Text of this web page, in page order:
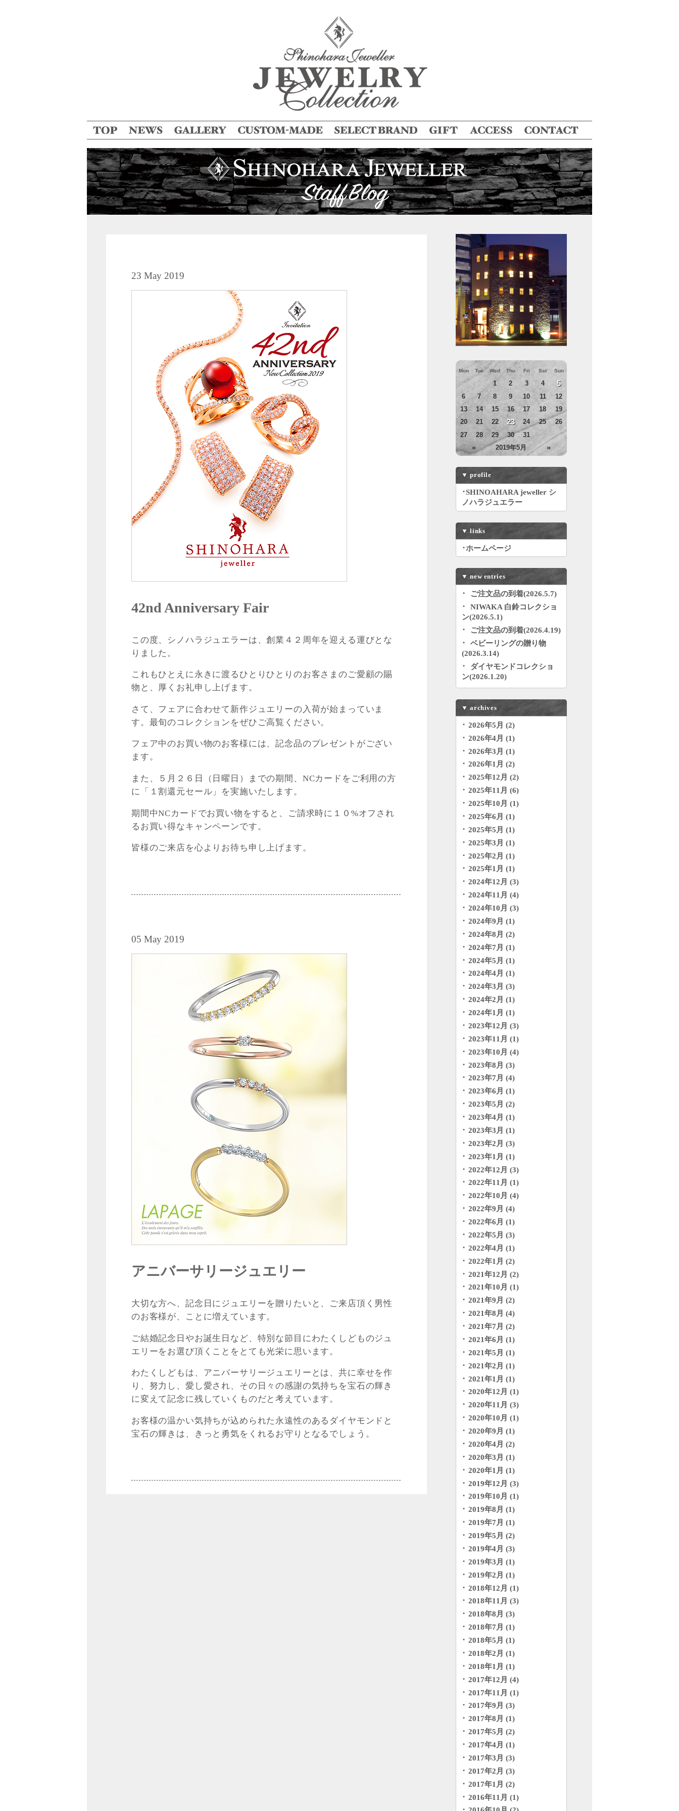
Mon Tue Wed Thu Fri Sat Sun
« 2019年5月 »
1 2 3 4 5
6 7 8 9 10 11
12
13
14 15 16 17 18
19
20
21 22 23 24 25
26
27
28 29 30 31
▼ profile
･SHINOAHARA jeweller シ
ノハラジュエラー
▼ links
･ホームページ
▼ new entries
ご注文品の到着(2026.5.7)
NIWAKA 白鈴コレクショ
ン(2026.5.1)
ご注文品の到着(2026.4.19)
ベビーリングの贈り物
(2026.3.14)
ダイヤモンドコレクショ
ン(2026.1.20)
▼ archives
2026年5月 (2)
2026年4月 (1)
2026年3月 (1)
2026年1月 (2)
2025年12月 (2)
2025年11月 (6)
2025年10月 (1)
2025年6月 (1)
2025年5月 (1)
2025年3月 (1)
2025年2月 (1)
2025年1月 (1)
2024年12月 (3)
2024年11月 (4)
2024年10月 (3)
2024年9月 (1)
2024年8月 (2)
2024年7月 (1)
2024年5月 (1)
2024年4月 (1)
2024年3月 (3)
2024年2月 (1)
2024年1月 (1)
2023年12月 (3)
2023年11月 (1)
2023年10月 (4)
2023年8月 (3)
2023年7月 (4)
2023年6月 (1)
2023年5月 (2)
2023年4月 (1)
2023年3月 (1)
2023年2月 (3)
2023年1月 (1)
2022年12月 (3)
2022年11月 (1)
2022年10月 (4)
2022年9月 (4)
2022年6月 (1)
2022年5月 (3)
2022年4月 (1)
2022年1月 (2)
2021年12月 (2)
2021年10月 (1)
2021年9月 (2)
2021年8月 (4)
2021年7月 (2)
2021年6月 (1)
2021年5月 (1)
2021年2月 (1)
2021年1月 (1)
2020年12月 (1)
2020年11月 (3)
2020年10月 (1)
2020年9月 (1)
2020年4月 (2)
2020年3月 (1)
2020年1月 (1)
2019年12月 (3)
2019年10月 (1)
2019年8月 (1)
2019年7月 (1)
2019年5月 (2)
2019年4月 (3)
2019年3月 (1)
2019年2月 (1)
2018年12月 (1)
2018年11月 (3)
2018年8月 (3)
2018年7月 (1)
2018年5月 (1)
2018年2月 (1)
2018年1月 (1)
2017年12月 (4)
2017年11月 (1)
2017年9月 (3)
2017年8月 (1)
2017年5月 (2)
2017年4月 (1)
2017年3月 (3)
2017年2月 (3)
2017年1月 (2)
2016年11月 (1)
23 May 2019
42nd Anniversary Fair
この度、シノハラジュエラーは、創業４２周年を迎える運びとな
りました。
これもひとえに永きに渡るひとりひとりのお客さまのご愛顧の賜
物と、厚くお礼申し上げます。
さて、フェアに合わせて新作ジュエリーの入荷が始まっていま
す。最旬のコレクションをぜひご高覧ください。
フェア中のお買い物のお客様には、記念品のプレゼントがござい
ます。
また、５月２６日（日曜日）までの期間、NCカードをご利用の方
に「１割還元セール」を実施いたします。
期間中NCカードでお買い物をすると、ご請求時に１０%オフされ
るお買い得なキャンペーンです。
皆様のご来店を心よりお待ち申し上げます。
05 May 2019
アニバーサリージュエリー
大切な方へ、記念日にジュエリーを贈りたいと、ご来店頂く男性
のお客様が、ことに増えています。
ご結婚記念日やお誕生日など、特別な節目にわたくしどものジュ
エリーをお選び頂くことをとても光栄に思います。
わたくしどもは、アニバーサリージュエリーとは、共に幸せを作
り、努力し、愛し愛され、その日々の感謝の気持ちを宝石の輝き
に変えて記念に残していくものだと考えています。
お客様の温かい気持ちが込められた永遠性のあるダイヤモンドと
宝石の輝きは、きっと勇気をくれるお守りとなるでしょう。